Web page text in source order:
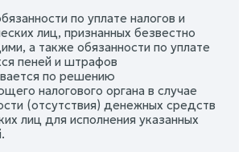
по уплате налогов и
лиц, признанных безвестно
а также обязанности по уплате
пеней и штрафов
по решению
налогового органа в случае
(отсутствия) денежных средств
лиц для исполнения указанных